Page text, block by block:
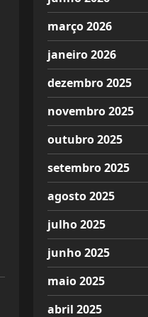
março 2026
janeiro 2026
dezembro 2025
novembro 2025
outubro 2025
setembro 2025
agosto 2025
julho 2025
junho 2025
maio 2025
abril 2025